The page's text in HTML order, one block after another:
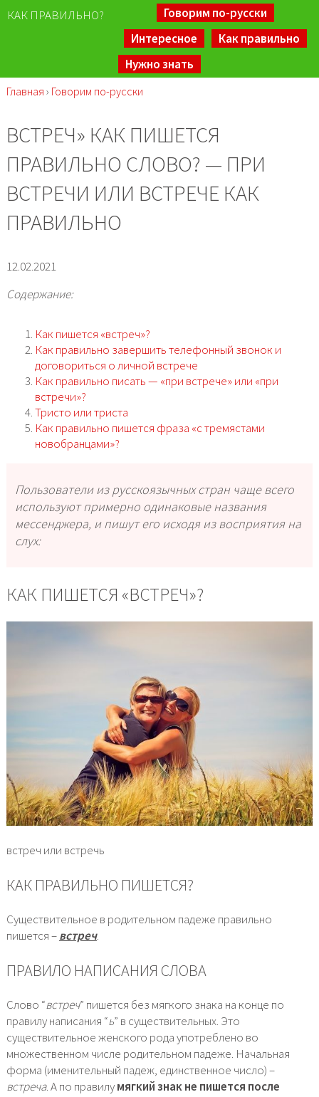
КАК ПРАВИЛЬНО?
Говорим по-русски
Интересное
Как правильно
Нужно знать
Главная › Говорим по-русски
ВСТРЕЧ» КАК ПИШЕТСЯ
ПРАВИЛЬНО СЛОВО? — ПРИ
ВСТРЕЧИ ИЛИ ВСТРЕЧЕ КАК
ПРАВИЛЬНО
12.02.2021
Содержание:
Как пишется «встреч»?
Как правильно завершить телефонный звонок и
договориться о личной встрече
Как правильно писать — «при встрече» или «при
встречи»?
Тристо или триста
Как правильно пишется фраза «с тремястами
новобранцами»?
Пользователи из русскоязычных стран чаще всего
используют примерно одинаковые названия
мессенджера, и пишут его исходя из восприятия на
слух:
КАК ПИШЕТСЯ «ВСТРЕЧ»?
встреч или встречь
КАК ПРАВИЛЬНО ПИШЕТСЯ?
Существительное в родительном падеже правильно
пишется –встреч.
ПРАВИЛО НАПИСАНИЯ СЛОВА
Слово “встреч” пишется без мягкого знака на конце по
правилу написания “ь” в существительных. Это
существительное женского рода употреблено во
множественном числе родительном падеже. Начальная
форма (именительный падеж, единственное число) –
встреча. А по правилумягкий знак не пишется после